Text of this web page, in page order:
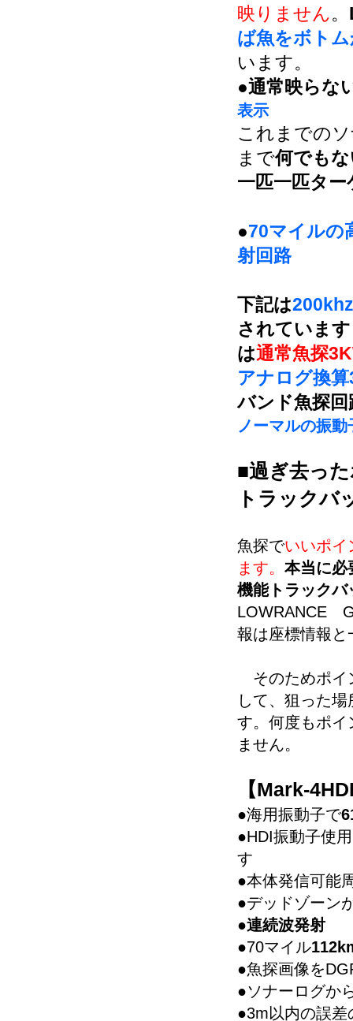
映りません。
ば魚をボト
います。
●通常映らな
表示
これまでの
まで何でも
一匹一匹タ
●70マイルの
射回路
下記は
されています
は通常魚探
アナログ換
バンド魚探
ノーマルの振
■過ぎ去っ
トラックバ
魚探でいいポイ
ます。 本当に必
機能トラックバ
LOWRANCE
報は座標情報と
そのためポイ
して、狙った
す。何度もポイ
ません。
【Mark-
●海用振動子で
●HDI振動子使
す
●本体発信可
●デッドゾーン
●連続波発射
●70マイル
●魚探画像を
●ソナーログか
●3m以内の誤差